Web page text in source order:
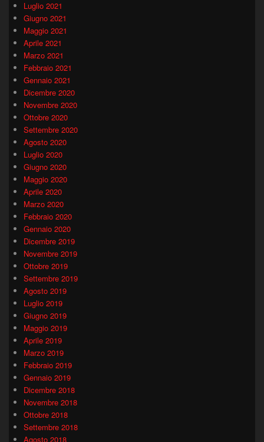
Luglio 2021
Giugno 2021
Maggio 2021
Aprile 2021
Marzo 2021
Febbraio 2021
Gennaio 2021
Dicembre 2020
Novembre 2020
Ottobre 2020
Settembre 2020
Agosto 2020
Luglio 2020
Giugno 2020
Maggio 2020
Aprile 2020
Marzo 2020
Febbraio 2020
Gennaio 2020
Dicembre 2019
Novembre 2019
Ottobre 2019
Settembre 2019
Agosto 2019
Luglio 2019
Giugno 2019
Maggio 2019
Aprile 2019
Marzo 2019
Febbraio 2019
Gennaio 2019
Dicembre 2018
Novembre 2018
Ottobre 2018
Settembre 2018
Agosto 2018